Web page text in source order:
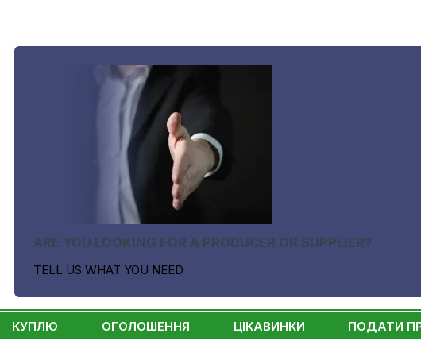
ARE YOU LOOKING FOR A PRODUCER OR SUPPLIER?
TELL US WHAT YOU NEED
КУПЛЮ ОГОЛОШЕННЯ ЦІКАВИНКИ ПОДАТИ